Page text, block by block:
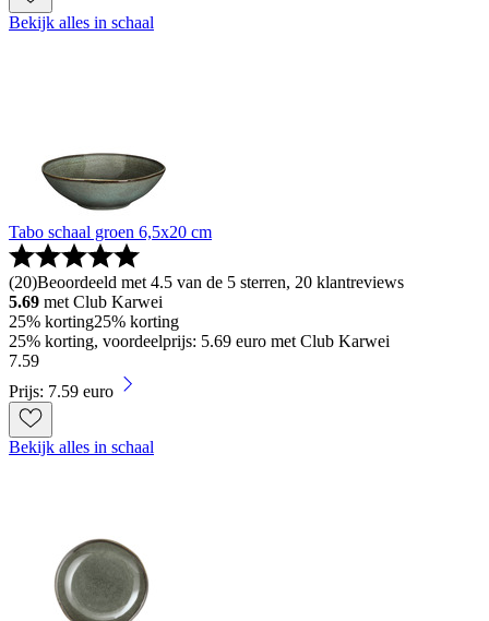
Bekijk alles in schaal
Tabo schaal groen 6,5x20 cm
(20)Beoordeeld met 4.5 van de 5 sterren, 20 klantreviews
5.69 met Club Karwei
25% korting25% korting
25% korting, voordeelprijs: 5.69 euro met Club Karwei
7.59
Prijs: 7.59 euro
Bekijk alles in schaal